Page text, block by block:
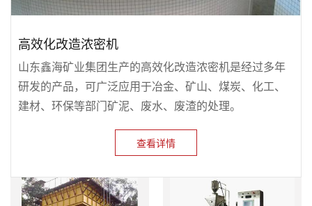
高效化改造浓密机
山东鑫海矿业集团生产的高效化改造浓密机是经过多年
研发的产品，可广泛应用于冶金、矿山、煤炭、化工、
建材、环保等部门矿泥、废水、废渣的处理。
查看详情